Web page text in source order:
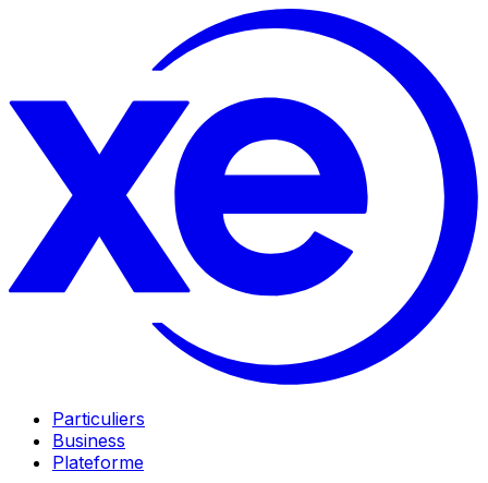
Particuliers
Business
Plateforme